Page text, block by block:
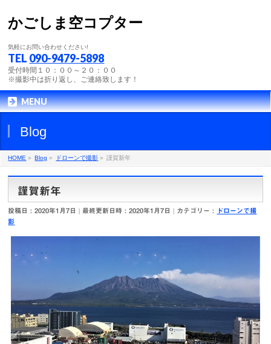
かごしま空コプター
気軽にお問い合わせください!
TEL 090-9479-5898
受付時間１０：００～２０：００
※撮影中は折り返し、ご連絡致します！
MENU
Blog
HOME » Blog » ドローンで撮影 » 謹賀新年
謹賀新年
投稿日 : 2020年1月7日 最終更新日時 : 2020年1月7日 カテゴリー :
ドローンで撮
影